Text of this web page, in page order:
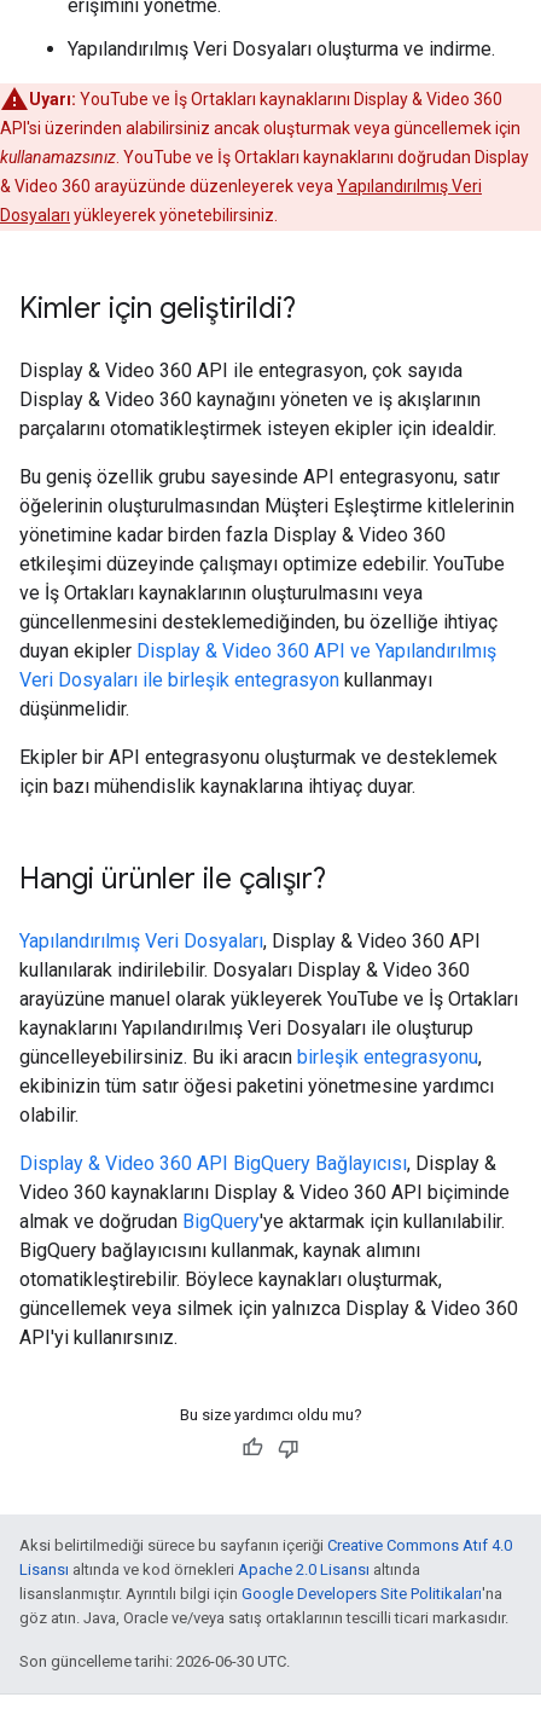
erişimini yönetme.
Yapılandırılmış Veri Dosyaları oluşturma ve indirme.
Uyarı: YouTube ve İş Ortakları kaynaklarını Display & Video 360
API'si üzerinden alabilirsiniz ancak oluşturmak veya güncellemek için
kullanamazsınız . YouTube ve İş Ortakları kaynaklarını doğrudan Display
& Video 360 arayüzünde düzenleyerek veya Yapılandırılmış Veri
Dosyaları yükleyerek yönetebilirsiniz.
Kimler için geliştirildi?
Display & Video 360 API ile entegrasyon, çok sayıda
Display & Video 360 kaynağını yöneten ve iş akışlarının
parçalarını otomatikleştirmek isteyen ekipler için idealdir.
Bu geniş özellik grubu sayesinde API entegrasyonu, satır
öğelerinin oluşturulmasından Müşteri Eşleştirme kitlelerinin
yönetimine kadar birden fazla Display & Video 360
etkileşimi düzeyinde çalışmayı optimize edebilir. YouTube
ve İş Ortakları kaynaklarının oluşturulmasını veya
güncellenmesini desteklemediğinden, bu özelliğe ihtiyaç
duyan ekipler Display & Video 360 API ve Yapılandırılmış
Veri Dosyaları ile birleşik entegrasyon kullanmayı
düşünmelidir.
Ekipler bir API entegrasyonu oluşturmak ve desteklemek
için bazı mühendislik kaynaklarına ihtiyaç duyar.
Hangi ürünler ile çalışır?
Yapılandırılmış Veri Dosyaları, Display & Video 360 API
kullanılarak indirilebilir. Dosyaları Display & Video 360
arayüzüne manuel olarak yükleyerek YouTube ve İş Ortakları
kaynaklarını Yapılandırılmış Veri Dosyaları ile oluşturup
güncelleyebilirsiniz. Bu iki aracın birleşik entegrasyonu,
ekibinizin tüm satır öğesi paketini yönetmesine yardımcı
olabilir.
Display & Video 360 API BigQuery Bağlayıcısı, Display &
Video 360 kaynaklarını Display & Video 360 API biçiminde
almak ve doğrudan BigQuery'ye aktarmak için kullanılabilir.
BigQuery bağlayıcısını kullanmak, kaynak alımını
otomatikleştirebilir. Böylece kaynakları oluşturmak,
güncellemek veya silmek için yalnızca Display & Video 360
API'yi kullanırsınız.
Bu size yardımcı oldu mu?
Aksi belirtilmediği sürece bu sayfanın içeriği Creative Commons Atıf 4.0
Lisansı altında ve kod örnekleri Apache 2.0 Lisansı altında
lisanslanmıştır. Ayrıntılı bilgi için Google Developers Site Politikaları'na
göz atın. Java, Oracle ve/veya satış ortaklarının tescilli ticari markasıdır.
Son güncelleme tarihi: 2026-06-30 UTC.